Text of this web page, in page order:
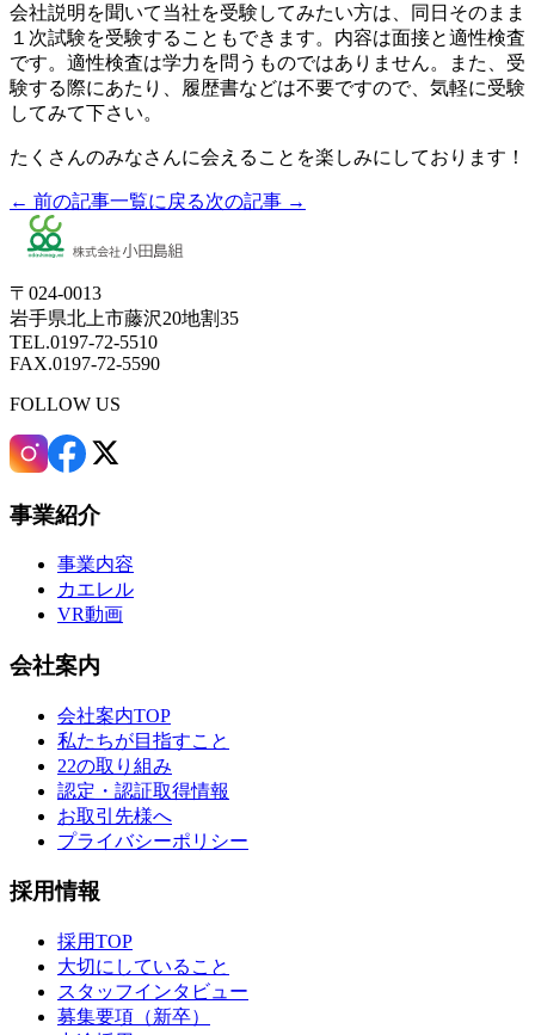
会社説明を聞いて当社を受験してみたい方は、同日そのまま
１次試験を受験することもできます。内容は面接と適性検査
です。適性検査は学力を問うものではありません。また、受
験する際にあたり、履歴書などは不要ですので、気軽に受験
してみて下さい。
たくさんのみなさんに会えることを楽しみにしております！
← 前の記事一覧に戻る次の記事 →
〒024-0013
岩手県北上市藤沢20地割35
TEL.0197-72-5510
FAX.0197-72-5590
FOLLOW US
事業紹介
事業内容
カエレル
VR動画
会社案内
会社案内TOP
私たちが目指すこと
22の取り組み
認定・認証取得情報
お取引先様へ
プライバシーポリシー
採用情報
採用TOP
大切にしていること
スタッフインタビュー
募集要項（新卒）